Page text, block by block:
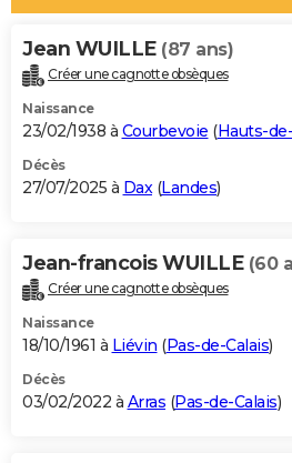
Alimentation
Guide de la santé
Maladies
Médicaments
Sommeil
VOYAGE
Destinations
City break
Voyage nature
Voyage de noces
Forum
Climat
+PHOTO
GUIDES D'ACHAT
BONS PLANS
Carte de Noël
Carte Bonne année
Carte Saint-Valentin
Carte Pâques
Carte d'anniversaire
DICTIONNAIRE
Dictionnaire
Biographies
Citations
Expressions
Proverbes
PROGRAMME TV
S'inscrire
Se connecter
Lycées
Collèges
Primaires
Universités
Entreprises
Service militaire
Avis de recherche
AVIS DE DÉCÈS
Jean WUILLE (87 ans)
Créer une cagnotte obsèques
Naissance
23/02/1938 à Courbevoie (Hauts-
Décès
27/07/2025 à Dax(Landes)
Jean-francois WUILLE (60
Créer une cagnotte obsèques
Naissance
18/10/1961 à Liévin (Pas-de-Calais)
Décès
03/02/2022 à Arras (Pas-de-Calais)